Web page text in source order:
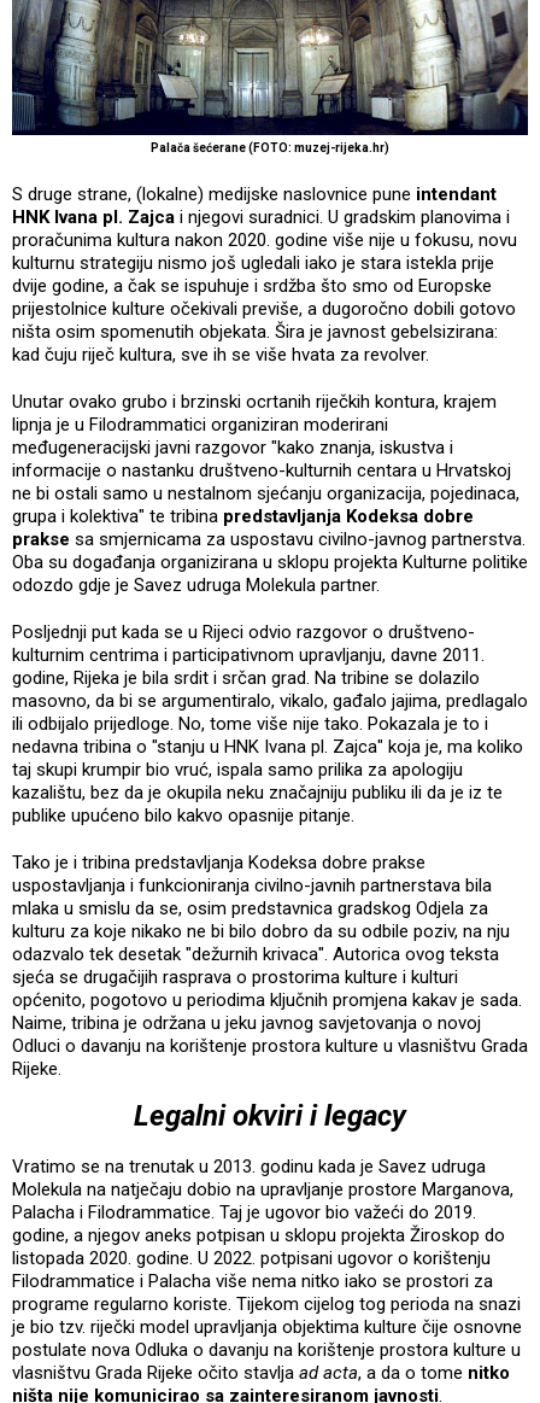
Palača šećerane (FOTO: muzej-rijeka.hr)
S druge strane, (lokalne) medijske naslovnice pune intendant
HNK Ivana pl. Zajca i njegovi suradnici. U gradskim planovima i
proračunima kultura nakon 2020. godine više nije u fokusu, novu
kulturnu strategiju nismo još ugledali iako je stara istekla prije
dvije godine, a čak se ispuhuje i srdžba što smo od Europske
prijestolnice kulture očekivali previše, a dugoročno dobili gotovo
ništa osim spomenutih objekata. Šira je javnost gebelsizirana:
kad čuju riječ kultura, sve ih se više hvata za revolver.
Unutar ovako grubo i brzinski ocrtanih riječkih kontura, krajem
lipnja je u Filodrammatici organiziran moderirani
međugeneracijski javni razgovor "kako znanja, iskustva i
informacije o nastanku društveno-kulturnih centara u Hrvatskoj
ne bi ostali samo u nestalnom sjećanju organizacija, pojedinaca,
grupa i kolektiva" te tribina predstavljanja Kodeksa dobre
prakse sa smjernicama za uspostavu civilno-javnog partnerstva.
Oba su događanja organizirana u sklopu projekta Kulturne politike
odozdo gdje je Savez udruga Molekula partner.
Posljednji put kada se u Rijeci odvio razgovor o društveno-
kulturnim centrima i participativnom upravljanju, davne 2011.
godine, Rijeka je bila srdit i srčan grad. Na tribine se dolazilo
masovno, da bi se argumentiralo, vikalo, gađalo jajima, predlagalo
ili odbijalo prijedloge. No, tome više nije tako. Pokazala je to i
nedavna tribina o "stanju u HNK Ivana pl. Zajca" koja je, ma koliko
taj skupi krumpir bio vruć, ispala samo prilika za apologiju
kazalištu, bez da je okupila neku značajniju publiku ili da je iz te
publike upućeno bilo kakvo opasnije pitanje.
Tako je i tribina predstavljanja Kodeksa dobre prakse
uspostavljanja i funkcioniranja civilno-javnih partnerstava bila
mlaka u smislu da se, osim predstavnica gradskog Odjela za
kulturu za koje nikako ne bi bilo dobro da su odbile poziv, na nju
odazvalo tek desetak "dežurnih krivaca". Autorica ovog teksta
sjeća se drugačijih rasprava o prostorima kulture i kulturi
općenito, pogotovo u periodima ključnih promjena kakav je sada.
Naime, tribina je održana u jeku javnog savjetovanja o novoj
Odluci o davanju na korištenje prostora kulture u vlasništvu Grada
Rijeke.
Legalni okviri i legacy
Vratimo se na trenutak u 2013. godinu kada je Savez udruga
Molekula na natječaju dobio na upravljanje prostore Marganova,
Palacha i Filodrammatice. Taj je ugovor bio važeći do 2019.
godine, a njegov aneks potpisan u sklopu projekta Žiroskop do
listopada 2020. godine. U 2022. potpisani ugovor o korištenju
Filodrammatice i Palacha više nema nitko iako se prostori za
programe regularno koriste. Tijekom cijelog tog perioda na snazi
je bio tzv. riječki model upravljanja objektima kulture čije osnovne
postulate nova Odluka o davanju na korištenje prostora kulture u
vlasništvu Grada Rijeke očito stavlja ad acta, a da o tome nitko
ništa nije komunicirao sa zainteresiranom javnosti